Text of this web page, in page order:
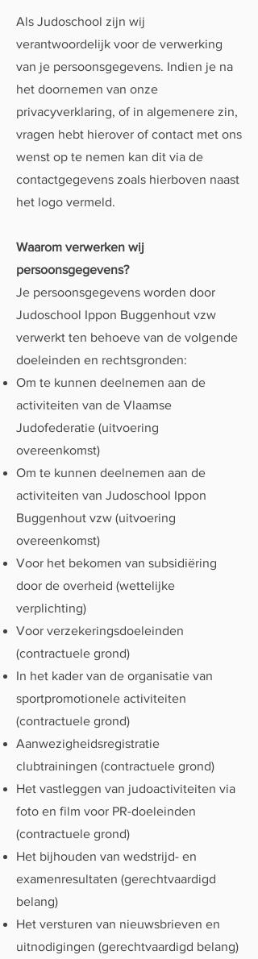
Als Judoschool zijn wij
verantwoordelijk voor de verwerking
van je persoonsgegevens. Indien je na
het doornemen van onze
privacyverklaring, of in algemenere zin,
vragen hebt hierover of contact met ons
wenst op te nemen kan dit via de
contactgegevens zoals hierboven naast
het logo vermeld.
Waarom verwerken wij
persoonsgegevens?
Je persoonsgegevens worden door
Judoschool Ippon Buggenhout vzw
verwerkt ten behoeve van de volgende
doeleinden en rechtsgronden:
Om te kunnen deelnemen aan de
activiteiten van de Vlaamse
Judofederatie (uitvoering
overeenkomst)
Om te kunnen deelnemen aan de
activiteiten van Judoschool Ippon
Buggenhout vzw (uitvoering
overeenkomst)
Voor het bekomen van subsidiëring
door de overheid (wettelijke
verplichting)
Voor verzekeringsdoeleinden
(contractuele grond)
In het kader van de organisatie van
sportpromotionele activiteiten
(contractuele grond)
Aanwezigheidsregistratie
clubtrainingen (contractuele grond)
Het vastleggen van judoactiviteiten via
foto en film voor PR-doeleinden
(contractuele grond)
Het bijhouden van wedstrijd- en
examenresultaten (gerechtvaardigd
belang)
Het versturen van nieuwsbrieven en
uitnodigingen (gerechtvaardigd belang)